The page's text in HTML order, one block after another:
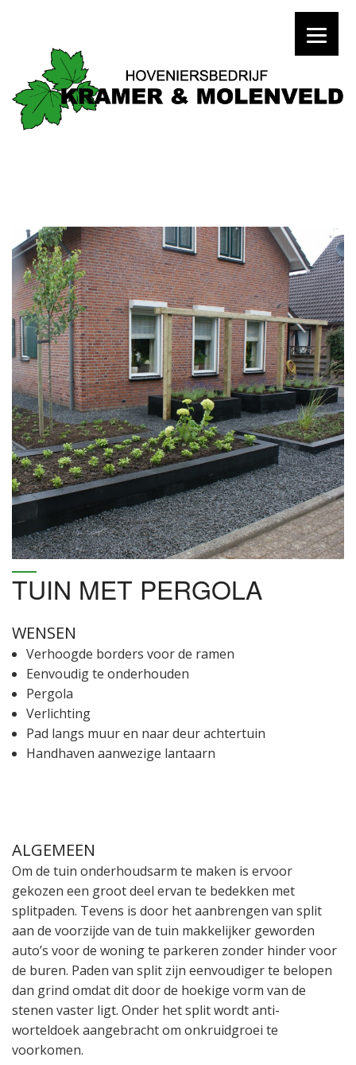
TUIN MET PERGOLA
WENSEN
Verhoogde borders voor de ramen
Eenvoudig te onderhouden
Pergola
Verlichting
Pad langs muur en naar deur achtertuin
Handhaven aanwezige lantaarn
ALGEMEEN
Om de tuin onderhoudsarm te maken is ervoor
gekozen een groot deel ervan te bedekken met
splitpaden. Tevens is door het aanbrengen van split
aan de voorzijde van de tuin makkelijker geworden
auto’s voor de woning te parkeren zonder hinder voor
de buren. Paden van split zijn eenvoudiger te belopen
dan grind omdat dit door de hoekige vorm van de
stenen vaster ligt. Onder het split wordt anti-
worteldoek aangebracht om onkruidgroei te
voorkomen.